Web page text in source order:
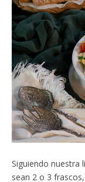
Siguiendo nuestra
sean 2 o 3